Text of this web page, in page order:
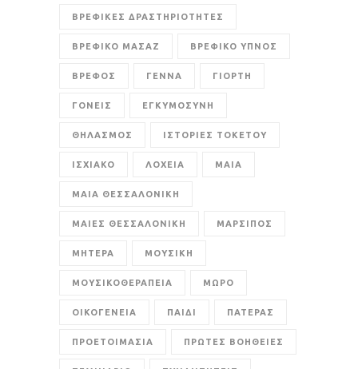
ΒΡΕΦΙΚΕΣ ΔΡΑΣΤΗΡΙΟΤΗΤΕΣ
ΒΡΕΦΙΚΟ ΜΑΣΑΖ ΒΡΕΦΙΚΟ ΥΠΝΟΣ
ΒΡΕΦΟΣ ΓΕΝΝΑ ΓΙΟΡΤΗ
ΓΟΝΕΙΣ ΕΓΚΥΜΟΣΥΝΗ
ΘΗΛΑΣΜΟΣ ΙΣΤΟΡΙΕΣ ΤΟΚΕΤΟΥ
ΙΣΧΙΑΚΟ ΛΟΧΕΙΑ ΜΑΙΑ
ΜΑΙΑ ΘΕΣΣΑΛΟΝΙΚΗ
ΜΑΙΕΣ ΘΕΣΣΑΛΟΝΙΚΗ ΜΑΡΣΙΠΟΣ
ΜΗΤΕΡΑ ΜΟΥΣΙΚΗ
ΜΟΥΣΙΚΟΘΕΡΑΠΕΙΑ ΜΩΡΟ
ΟΙΚΟΓΕΝΕΙΑ ΠΑΙΔΙ ΠΑΤΕΡΑΣ
ΠΡΟΕΤΟΙΜΑΣΙΑ ΠΡΩΤΕΣ ΒΟΗΘΕΙΕΣ